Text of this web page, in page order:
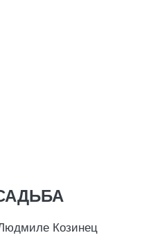
Козинец